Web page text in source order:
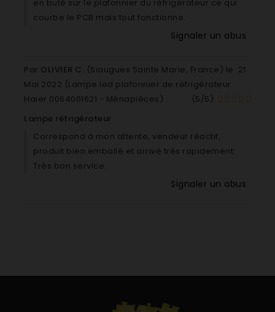
en buté sur le plafonnier du réfrigérateur ce qui
courbe le PCB mais tout fonctionne.
Signaler un abus
Par OLIVIER C. (Siaugues Sainte Marie, France) le 21
Mai 2022 (Lampe led plafonnier de réfrigérateur
Haier 0064001621 - Ménapièces ) : (5/5 )
Lampe réfrigérateur
Correspond à mon attente, vendeur réactif,
produit bien emballé et arrivé très rapidement.
Très bon service.
Signaler un abus